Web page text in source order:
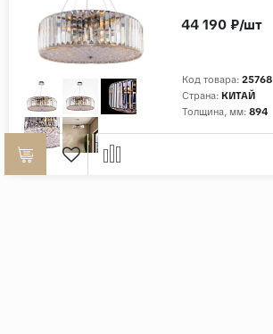
Код товара: 25768
Страна: КИТАЙ
Толщина, мм: 894
44 190 ₽/шт